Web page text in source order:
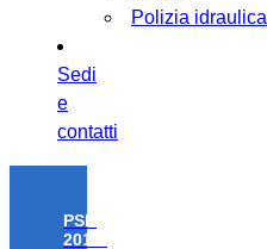
Polizia idraulica
Sedi
e
contatti
PSR
2014-